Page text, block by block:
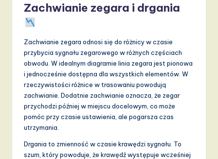
Zachwianie zegara i drgania
Zachwianie zegara odnosi się do różnicy w czasie
przybycia sygnału zegarowego w różnych częściach
obwodu. W idealnym diagramie linia zegara jest pionowa
i jednocześnie dostępna dla wszystkich elementów. W
rzeczywistości różnice w trasowaniu powodują
zachwianie. Dodatnie zachwianie oznacza, że zegar
przychodzi później w miejscu docelowym, co może
pomóc przy czasie ustawienia, ale pogarsza czas
utrzymania.
Drgania to zmienność w czasie krawędzi sygnału. To
szum, który powoduje, że krawędź występuje wcześniej